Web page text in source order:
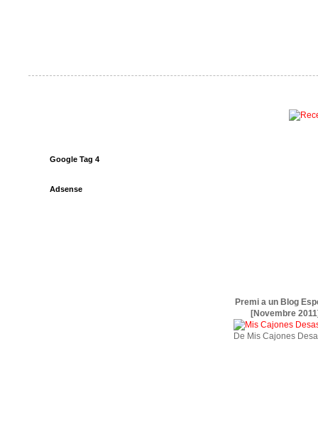
Google Tag 4
Adsense
Premi a un Blog
[Novembre
De Mis Cajones